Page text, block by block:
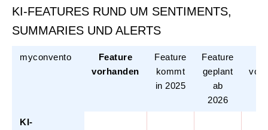
KI-FEATURES RUND UM SENTIMENTS,
SUMMARIES UND ALERTS
myconvento
Feature
vorhanden
Feature
kommt
in 2025
Feature
geplant
ab
2026
KI-